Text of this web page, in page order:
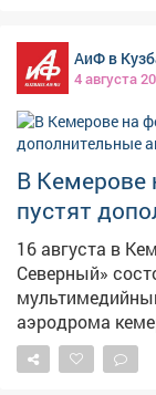
АиФ в
4 августа
В Кемерове
пустят
16 августа в
Северный»
аэродрома
регулярного